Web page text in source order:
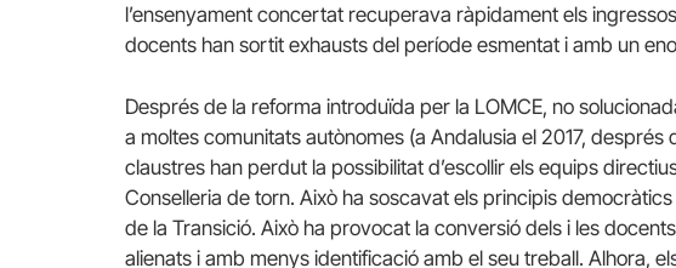
l’ensenyament concertat recuperava ràpidament els
docents han sortit exhausts del període esmentat i amb un
Després de la reforma introduïda per la LOMCE, no
a moltes comunitats autònomes (a Andalusia el 2017,
claustres han perdut la possibilitat d’escollir els equips
Conselleria de torn. Això ha soscavat els principis
de la Transició. Això ha provocat la conversió dels i les
alienats i amb menys identificació amb el seu treball. Alhora,